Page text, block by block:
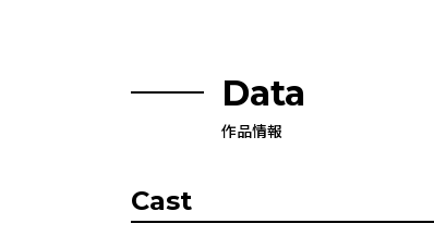
Data
作品情報
Cast